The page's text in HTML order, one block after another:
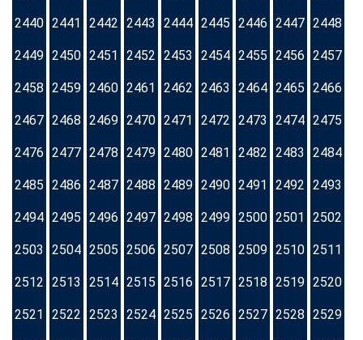
2440 2441 2442 2443 2444 2445 2446 2447 2448
2449 2450 2451 2452 2453 2454 2455 2456 2457
2458 2459 2460 2461 2462 2463 2464 2465 2466
2467 2468 2469 2470 2471 2472 2473 2474 2475
2476 2477 2478 2479 2480 2481 2482 2483 2484
2485 2486 2487 2488 2489 2490 2491 2492 2493
2494 2495 2496 2497 2498 2499 2500 2501 2502
2503 2504 2505 2506 2507 2508 2509 2510 2511
2512 2513 2514 2515 2516 2517 2518 2519 2520
2521 2522 2523 2524 2525 2526 2527 2528 2529